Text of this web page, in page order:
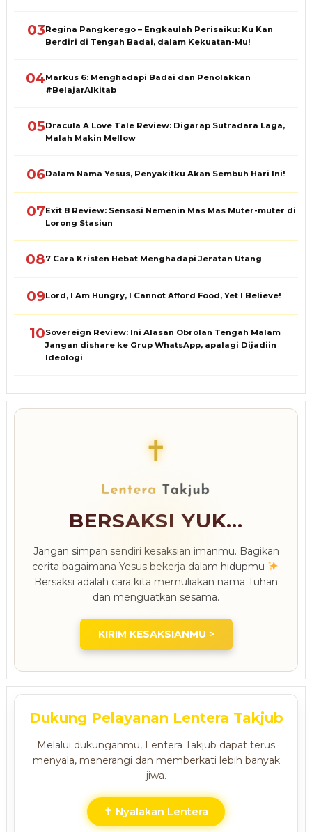
03Regina Pangkerego – Engkaulah Perisaiku: Ku Kan
Berdiri di Tengah Badai, dalam Kekuatan-Mu!
04Markus 6: Menghadapi Badai dan Penolakkan
#BelajarAlkitab
05Dracula A Love Tale Review: Digarap Sutradara Laga,
Malah Makin Mellow
06Dalam Nama Yesus, Penyakitku Akan Sembuh Hari Ini!
07Exit 8 Review: Sensasi Nemenin Mas Mas Muter-muter di
Lorong Stasiun
087 Cara Kristen Hebat Menghadapi Jeratan Utang
09Lord, I Am Hungry, I Cannot Afford Food, Yet I Believe!
10Sovereign Review: Ini Alasan Obrolan Tengah Malam
Jangan dishare ke Grup WhatsApp, apalagi Dijadiin
Ideologi
✝
BERSAKSI YUK...
Jangan simpan sendiri kesaksian imanmu. Bagikan
cerita bagaimana Yesus bekerja dalam hidupmu
.
Bersaksi adalah cara kita memuliakan nama Tuhan
dan menguatkan sesama.
KIRIM KESAKSIANMU >
Dukung Pelayanan Lentera Takjub
Melalui dukunganmu, Lentera Takjub dapat terus
menyala, menerangi dan memberkati lebih banyak
jiwa.
✝ Nyalakan Lentera